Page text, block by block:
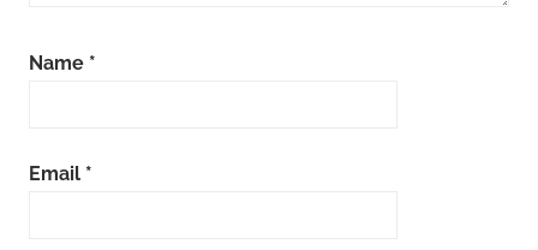
Name *
Email *